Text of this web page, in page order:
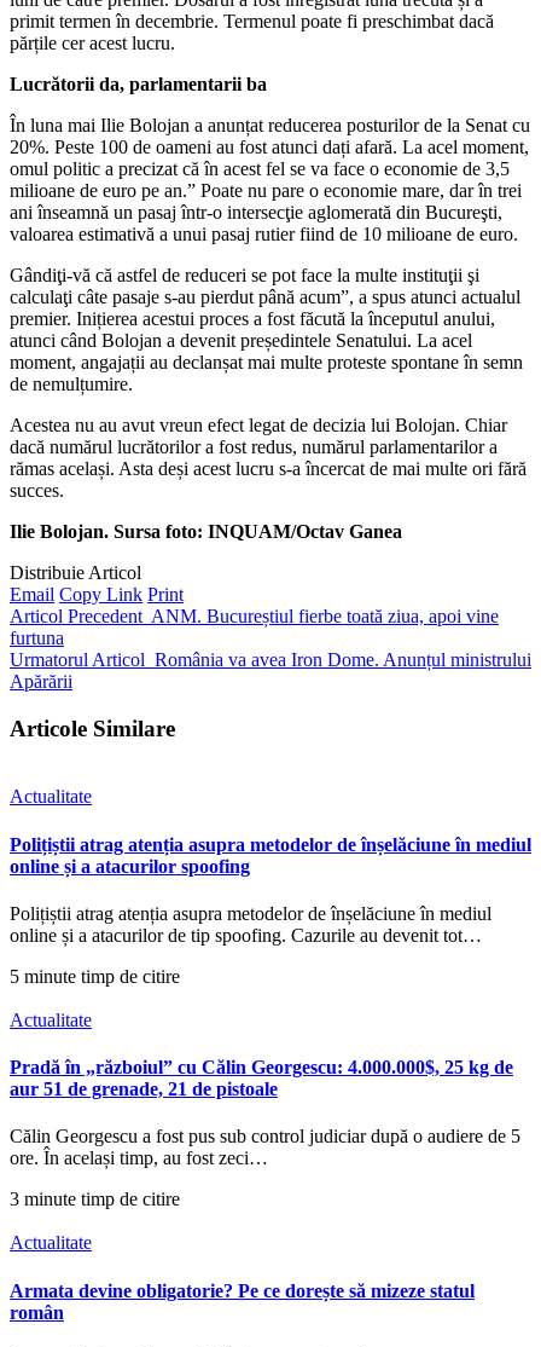
primit termen în decembrie. Termenul poate fi preschimbat dacă
părțile cer acest lucru.
Lucrătorii da, parlamentarii ba
În luna mai Ilie Bolojan a anunțat reducerea posturilor de la Senat cu
20%. Peste 100 de oameni au fost atunci dați afară. La acel moment,
omul politic a precizat că în acest fel se va face o economie de 3,5
milioane de euro pe an.” Poate nu pare o economie mare, dar în trei
ani înseamnă un pasaj într-o intersecţie aglomerată din Bucureşti,
valoarea estimativă a unui pasaj rutier fiind de 10 milioane de euro.
Gândiţi-vă că astfel de reduceri se pot face la multe instituţii şi
calculaţi câte pasaje s-au pierdut până acum”, a spus atunci actualul
premier. Inițierea acestui proces a fost făcută la începutul anului,
atunci când Bolojan a devenit președintele Senatului. La acel
moment, angajații au declanșat mai multe proteste spontane în semn
de nemulțumire.
Acestea nu au avut vreun efect legat de decizia lui Bolojan. Chiar
dacă numărul lucrătorilor a fost redus, numărul parlamentarilor a
rămas același. Asta deși acest lucru s-a încercat de mai multe ori fără
succes.
Ilie Bolojan. Sursa foto: INQUAM/Octav Ganea
Distribuie Articol
Email Copy Link Print
Articol Precedent ANM. Bucureștiul fierbe toată ziua, apoi vine
furtuna
Urmatorul Articol România va avea Iron Dome. Anunțul ministrului
Apărării
Articole Similare
Actualitate
Polițiștii atrag atenția asupra metodelor de înșelăciune în mediul
online și a atacurilor spoofing
Polițiștii atrag atenția asupra metodelor de înșelăciune în mediul
online și a atacurilor de tip spoofing. Cazurile au devenit tot…
5 minute timp de citire
Actualitate
Pradă în „războiul” cu Călin Georgescu: 4.000.000$, 25 kg de
aur 51 de grenade, 21 de pistoale
Călin Georgescu a fost pus sub control judiciar după o audiere de 5
ore. În același timp, au fost zeci…
3 minute timp de citire
Actualitate
Armata devine obligatorie? Pe ce dorește să mizeze statul
român